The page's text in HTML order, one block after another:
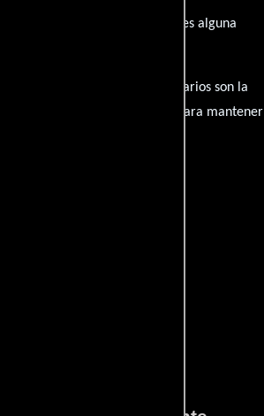
de su trayectoria? ¿Tienes alguna
del cine, y tus comentarios son la
inapropiado será eliminado para mantener